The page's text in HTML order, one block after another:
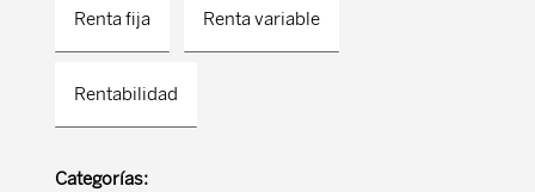
Renta fija Renta variable
Rentabilidad
Categorías: